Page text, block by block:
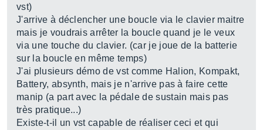
vst)
J'arrive à déclencher une boucle via le clavier maitre
mais je voudrais arrêter la boucle quand je le veux
via une touche du clavier. (car je joue de la batterie
sur la boucle en même temps)
J'ai plusieurs démo de vst comme Halion, Kompakt,
Battery, absynth, mais je n'arrive pas à faire cette
manip (a part avec la pédale de sustain mais pas
très pratique...)
Existe-t-il un vst capable de réaliser ceci et qui